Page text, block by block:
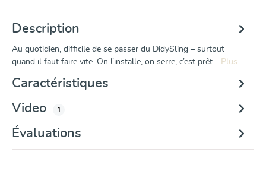
Description
Au quotidien, difficile de se passer du DidySling – surtout
quand il faut faire vite. On l’installe, on serre, c’est prêt… Plus
Caractéristiques
Video
1
Évaluations